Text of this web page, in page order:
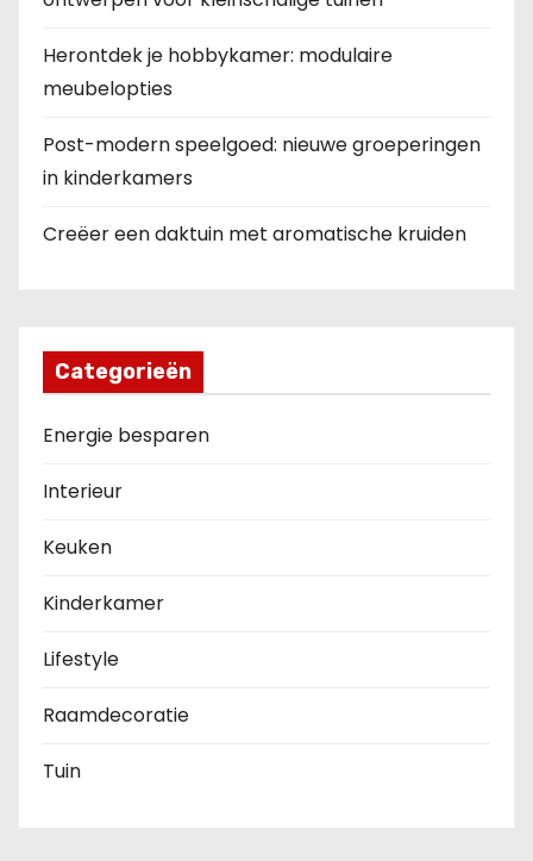
Herontdek je hobbykamer: modulaire
meubelopties
Post-modern speelgoed: nieuwe groeperingen
in kinderkamers
Creëer een daktuin met aromatische kruiden
Categorieën
Energie besparen
Interieur
Keuken
Kinderkamer
Lifestyle
Raamdecoratie
Tuin